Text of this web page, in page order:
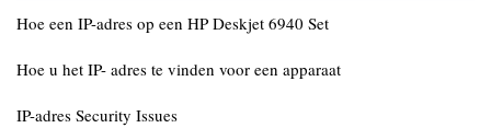
Hoe een IP-adres op een HP Deskjet 6940 Set
Hoe u het IP- adres te vinden voor een apparaat
IP-adres Security Issues